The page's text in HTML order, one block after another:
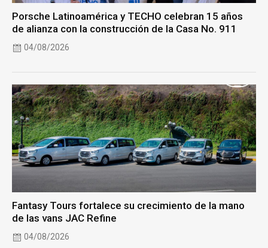
Porsche Latinoamérica y TECHO celebran 15 años
de alianza con la construcción de la Casa No. 911
04/08/2026
Fantasy Tours fortalece su crecimiento de la mano
de las vans JAC Refine
04/08/2026